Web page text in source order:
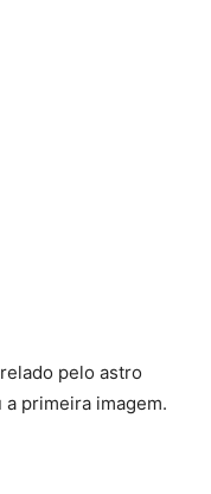
pelo astro
a primeira imagem.